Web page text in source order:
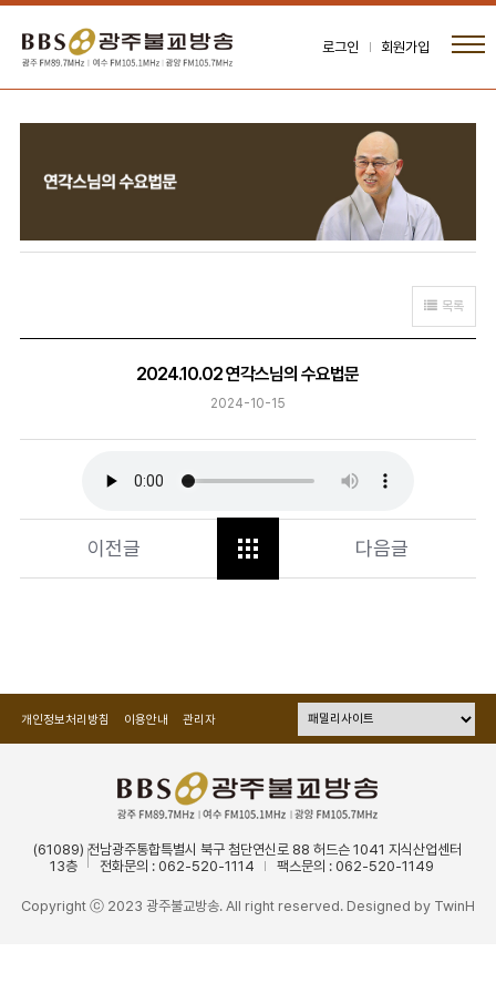
로그인 회원가입
목록
2024.10.02 연각스님의 수요법문
2024-10-15
이전글 다음글
개인정보처리방침 이용안내 관리자
(61089) 전남광주통합특별시 북구 첨단연신로 88 허드슨 1041 지식산업센터
13층
전화문의 : 062-520-1114 팩스문의 : 062-520-1149
Copyright ⓒ 2023 광주불교방송. All right reserved. Designed by TwinH